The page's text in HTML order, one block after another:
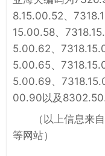
8.15.00.52、
15.00.58、
5.00.62、
5.00.65、
5.00.69、
00.90以及
（以上信息来
等网站）